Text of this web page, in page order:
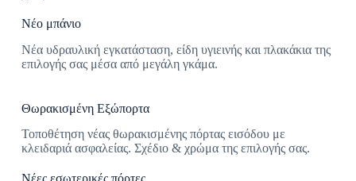
Νέο μπάνιο
Νέα υδραυλική εγκατάσταση, είδη υγιεινής και πλακάκια της
επιλογής σας μέσα από μεγάλη γκάμα.
Θωρακισμένη Εξώπορτα
Τοποθέτηση νέας θωρακισμένης πόρτας εισόδου με
κλειδαριά ασφαλείας. Σχέδιο & χρώμα της επιλογής σας.